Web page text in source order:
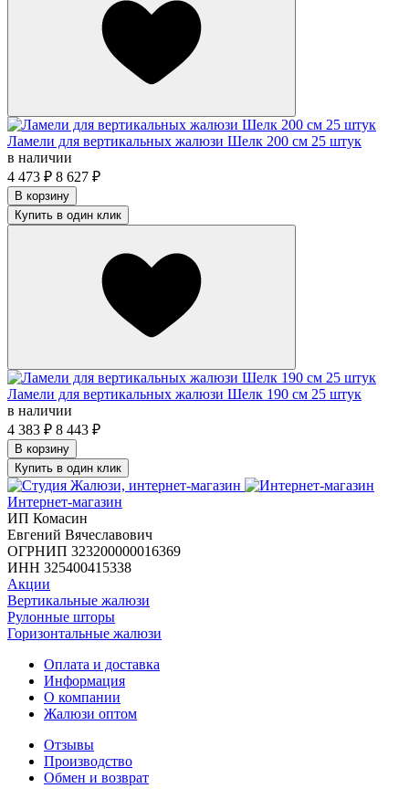
Ламели для вертикальных жалюзи Шелк 200 см 25 штук
в наличии
4 473 ₽ 8 627 ₽
В корзину
Купить в один клик
Ламели для вертикальных жалюзи Шелк 190 см 25 штук
в наличии
4 383 ₽ 8 443 ₽
В корзину
Купить в один клик
Интернет-магазин
ИП Комасин
Евгений Вячеславович
ОГРНИП 323200000016369
ИНН 325400415338
Акции
Вертикальные жалюзи
Рулонные шторы
Горизонтальные жалюзи
Оплата и доставка
Информация
О компании
Жалюзи оптом
Отзывы
Производство
Обмен и возврат